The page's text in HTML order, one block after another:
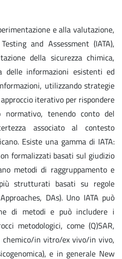
e alla valutazione,
and Assessment (IATA),
della sicurezza chimica,
delle informazioni esistenti ed
utilizzando strategie
iterativo per rispondere
normativo, tenendo conto del
associato al contesto
Esiste una gamma di IATA:
formalizzati basati sul giudizio
metodi di raggruppamento e
strutturati basati su regole
DAs). Uno IATA può
di metodi e può includere i
metodologici, come (Q)SAR,
chemico/in vitro/ex vivo/in vivo,
e in generale New